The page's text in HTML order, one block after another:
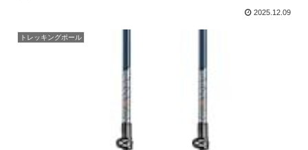
2025.12.09
トレッキングポール